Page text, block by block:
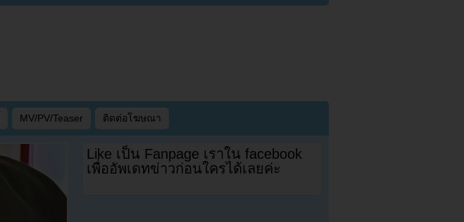
MV/PV/Teaser ติดต่อโฆษณา
Like เป็น Fanpage เราใน facebook
เพื่ออัพเดทข่าวก่อนใครได้เลยค่ะ